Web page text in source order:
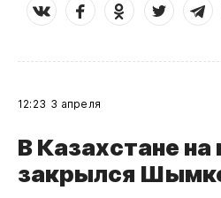
12:23 3 апреля
В Казахстане на
закрылся